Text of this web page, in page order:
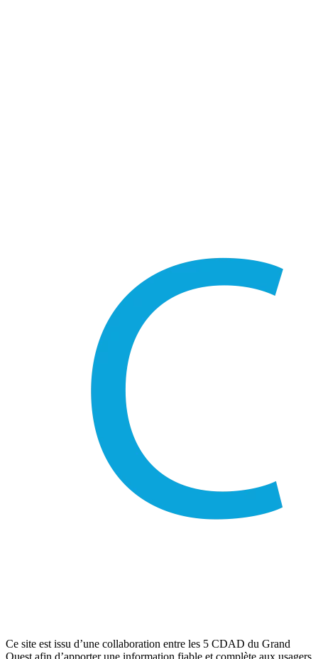
Ce site est issu d’une collaboration entre les 5 CDAD du Grand
Ouest afin d’apporter une information fiable et complète aux usagers